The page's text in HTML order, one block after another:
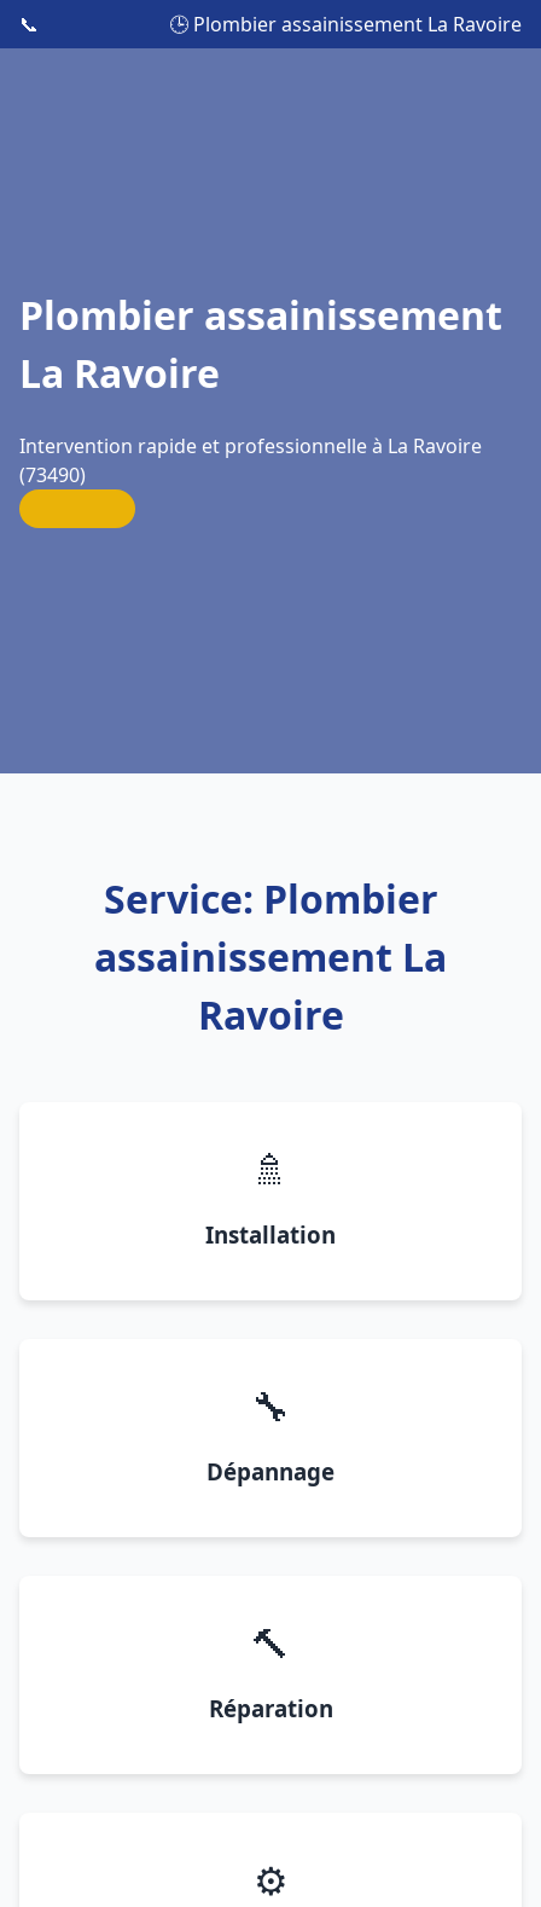
📞 🕒 Plombier assainissement La Ravoire
Plombier assainissement
La Ravoire
Intervention rapide et professionnelle à La Ravoire
(73490)
Service: Plombier
assainissement La
Ravoire
🚿
Installation
🔧
Dépannage
🔨
Réparation
⚙️